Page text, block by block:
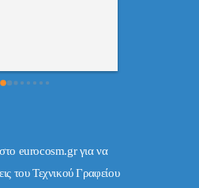
eurocosm.gr για να
του Τεχνικού Γραφείου